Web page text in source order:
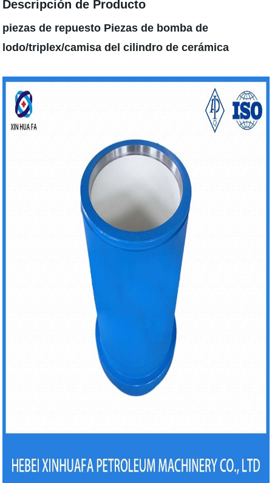
Descripción de Producto
piezas de repuesto Piezas de bomba de
lodo/triplex/camisa del cilindro de cerámica